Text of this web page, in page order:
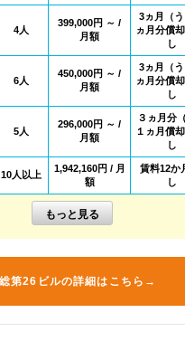
4人
399,000円 ～ /
月額
3ヵ月（う
ヵ月分償
し
6人
450,000円 ～ /
月額
3ヵ月（う
ヵ月分償
し
5人
296,000円 ～ /
月額
３ヵ月分
１ヵ月償
し
10人以上
1,942,160円 / 月
額
賃料12か
し
総第26ビルの詳細はこちら→